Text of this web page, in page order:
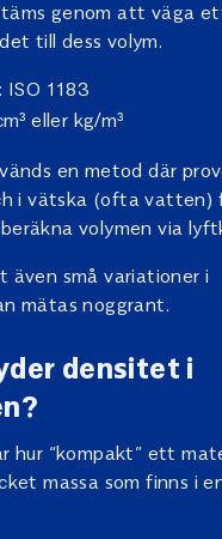
genom att väga
till dess volym.
: ISO 1183
eller kg/m³
en metod där
i vätska (ofta vatten)
volymen via
små variationer i
mätas noggrant.
densitet i
hur “kompakt” ett
massa som finns i